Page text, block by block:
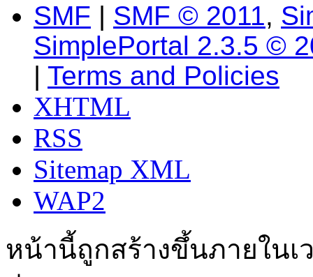
SMF | SMF © 2011,
SimplePortal 2.3.5 ©
| Terms and Policies
XHTML
RSS
Sitemap XML
WAP2
หน้านี้ถูกสร้างขึ้นภายในเ